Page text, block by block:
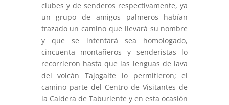
clubes y de senderos respectivamente, ya
un grupo de amigos palmeros habían
trazado un camino que llevará su nombre
y que se intentará sea homologado,
cincuenta montañeros y senderistas lo
recorrieron hasta que las lenguas de lava
del volcán Tajogaite lo permitieron; el
camino parte del Centro de Visitantes de
la Caldera de Taburiente y en esta ocasión